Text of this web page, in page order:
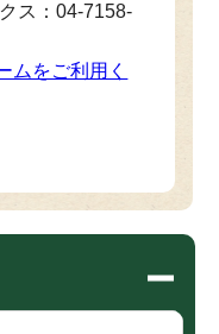
ス：04-7158-
ムをご利用く